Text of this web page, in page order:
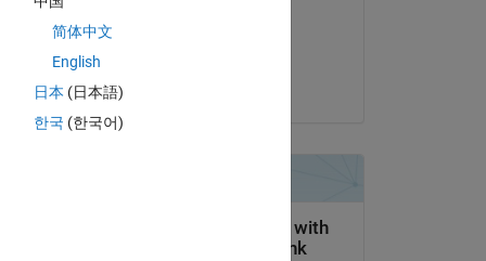
简体中文
English
日本 (日本語)
한국 (한국어)